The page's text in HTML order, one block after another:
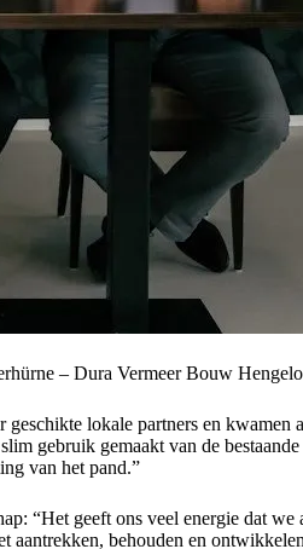
– Dura Vermeer Bouw
lokale partners en kwamen
gebruik gemaakt van de
van het pand.”
“Het geeft ons veel energie dat
aantrekken, behouden en